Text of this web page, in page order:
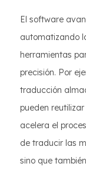
El software
automatizando
herramientas
precisión. Por
traducción
pueden
acelera el
de traducir las
sino que